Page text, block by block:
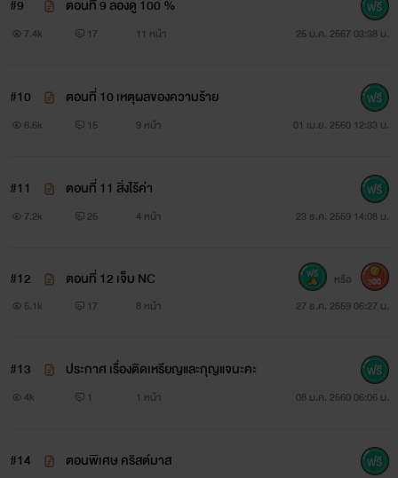
#9 ตอนที่ 9 ลองดู 100 %
7.4k 17 11 หน้า 25 ม.ค. 2567 03:38 น.
#10 ตอนที่ 10 เหตุผลของความร้าย
6.6k 15 9 หน้า 01 เม.ย. 2560 12:33 น.
#11 ตอนที่ 11 สิ่งไร้ค่า
7.2k 25 4 หน้า 23 ธ.ค. 2559 14:08 น.
#12 ตอนที่ 12 เจ็บ NC
5.1k 17 8 หน้า 27 ธ.ค. 2559 06:27 น.
หรือ 300
#13 ประกาศ เรื่องติดเหรียญและกุญแจนะคะ
4k 1 1 หน้า 08 ม.ค. 2560 06:06 น.
#14 ตอนพิเศษ คริสต์มาส